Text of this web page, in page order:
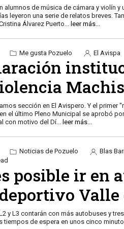
alumnos de música de cámara y violín y
leyeron una serie de relatos breves.
Álvarez Puerto
leer más...
Me gusta Pozuelo El Avispa
sección en El Avispero. Y el primer
el último Pleno Municipal se aprobó
con motivo del Dí... leer más...
Noticias de Pozuelo Blas
posible ir en
Valle
y L3 contarán con más autobuses y
tiempos de espera en unos cinco